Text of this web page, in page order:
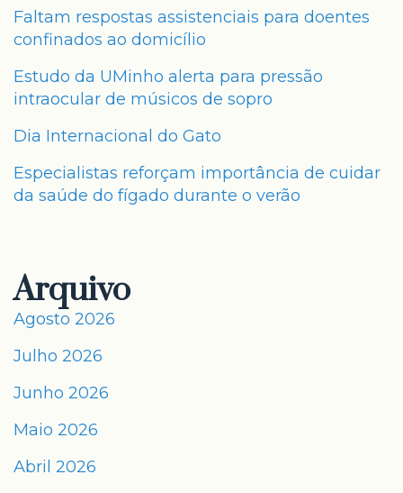
Faltam respostas assistenciais para doentes
confinados ao domicílio
Estudo da UMinho alerta para pressão
intraocular de músicos de sopro
Dia Internacional do Gato
Especialistas reforçam importância de cuidar
da saúde do fígado durante o verão
Arquivo
Agosto 2026
Julho 2026
Junho 2026
Maio 2026
Abril 2026